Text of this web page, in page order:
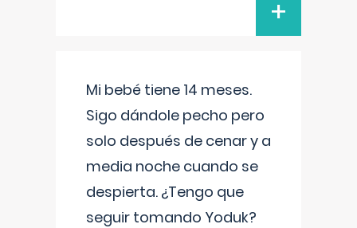
+
Mi bebé tiene 14 meses.
Sigo dándole pecho pero
solo después de cenar y a
media noche cuando se
despierta. ¿Tengo que
seguir tomando Yoduk?